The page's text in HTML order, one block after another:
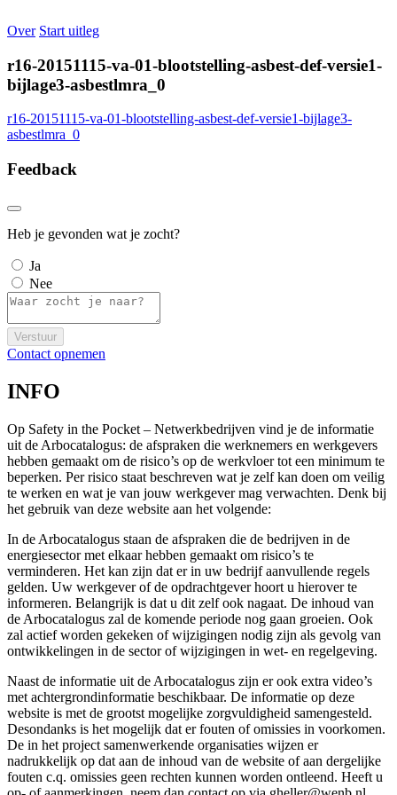
Over Start uitleg
r16-20151115-va-01-blootstelling-asbest-def-versie1-
bijlage3-asbestlmra_0
r16-20151115-va-01-blootstelling-asbest-def-versie1-bijlage3-
asbestlmra_0
Feedback
Heb je gevonden wat je zocht?
Ja
Nee
Verstuur
Contact opnemen
INFO
Op Safety in the Pocket – Netwerkbedrijven vind je de informatie
uit de Arbocatalogus: de afspraken die werknemers en werkgevers
hebben gemaakt om de risico’s op de werkvloer tot een minimum te
beperken. Per risico staat beschreven wat je zelf kan doen om veilig
te werken en wat je van jouw werkgever mag verwachten. Denk bij
het gebruik van deze website aan het volgende:
In de Arbocatalogus staan de afspraken die de bedrijven in de
energiesector met elkaar hebben gemaakt om risico’s te
verminderen. Het kan zijn dat er in uw bedrijf aanvullende regels
gelden. Uw werkgever of de opdrachtgever hoort u hierover te
informeren. Belangrijk is dat u dit zelf ook nagaat. De inhoud van
de Arbocatalogus zal de komende periode nog gaan groeien. Ook
zal actief worden gekeken of wijzigingen nodig zijn als gevolg van
ontwikkelingen in de sector of wijzigingen in wet- en regelgeving.
Naast de informatie uit de Arbocatalogus zijn er ook extra video’s
met achtergrondinformatie beschikbaar. De informatie op deze
website is met de grootst mogelijke zorgvuldigheid samengesteld.
Desondanks is het mogelijk dat er fouten of omissies in voorkomen.
De in het project samenwerkende organisaties wijzen er
nadrukkelijk op dat aan de inhoud van de website of aan dergelijke
fouten c.q. omissies geen rechten kunnen worden ontleend. Heeft u